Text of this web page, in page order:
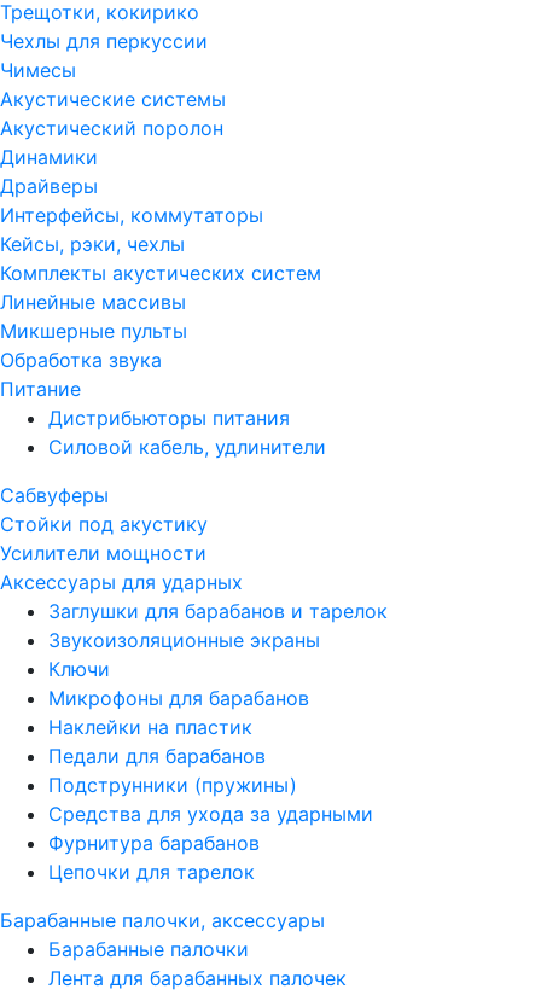
Трещотки, кокирико
Чехлы для перкуссии
Чимесы
Акустические системы
Акустический поролон
Динамики
Драйверы
Интерфейсы, коммутаторы
Кейсы, рэки, чехлы
Комплекты акустических систем
Линейные массивы
Микшерные пульты
Обработка звука
Питание
Дистрибьюторы питания
Силовой кабель, удлинители
Сабвуферы
Стойки под акустику
Усилители мощности
Аксессуары для ударных
Заглушки для барабанов и тарелок
Звукоизоляционные экраны
Ключи
Микрофоны для барабанов
Наклейки на пластик
Педали для барабанов
Подструнники (пружины)
Средства для ухода за ударными
Фурнитура барабанов
Цепочки для тарелок
Барабанные палочки, аксессуары
Барабанные палочки
Лента для барабанных палочек